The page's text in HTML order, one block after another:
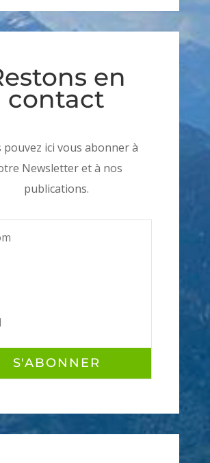
en
contact
pouvez ici vous abonner à
Newsletter et à nos
publications.
S'ABONNER